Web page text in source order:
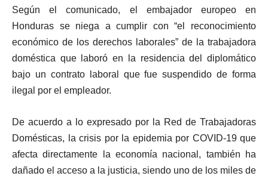
Según el comunicado, el embajador europeo en
Honduras se niega a cumplir con “el reconocimiento
económico de los derechos laborales” de la trabajadora
doméstica que laboró en la residencia del diplomático
bajo un contrato laboral que fue suspendido de forma
ilegal por el empleador.
De acuerdo a lo expresado por la Red de Trabajadoras
Domésticas, la crisis por la epidemia por COVID-19 que
afecta directamente la economía nacional, también ha
dañado el acceso a la justicia, siendo uno de los miles de